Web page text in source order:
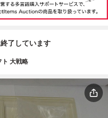
了しています
ト 大戦略